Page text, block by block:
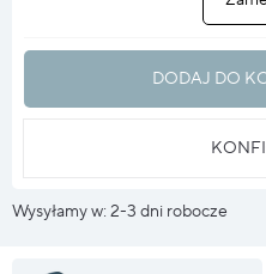
DODAJ DO
Wysyłamy w: 2-3 dni robocze